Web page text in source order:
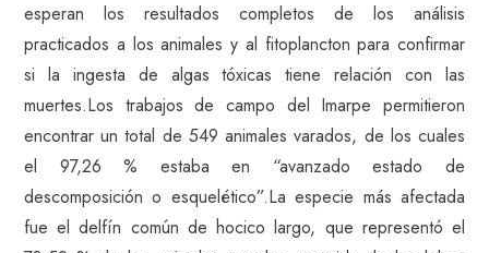
esperan los resultados completos de los análisis
practicados a los animales y al fitoplancton para confirmar
si la ingesta de algas tóxicas tiene relación con las
muertes.Los trabajos de campo del Imarpe permitieron
encontrar un total de 549 animales varados, de los cuales
el 97,26 % estaba en “avanzado estado de
descomposición o esquelético”.La especie más afectada
fue el delfín común de hocico largo, que representó el